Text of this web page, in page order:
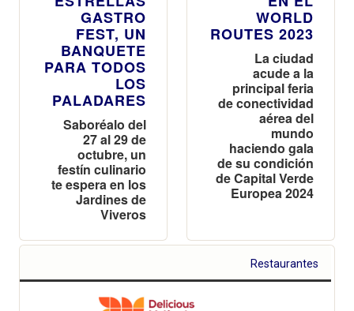
GASTRO
FEST, UN
BANQUETE
PARA TODOS
LOS
PALADARES
Saboréalo del
27 al 29 de
octubre, un
festín culinario
te espera en los
Jardines de
Viveros
WORLD
ROUTES 2023
La ciudad
acude a la
principal feria
de conectividad
aérea del
mundo
haciendo gala
de su condición
de Capital Verde
Europea 2024
Restaurantes